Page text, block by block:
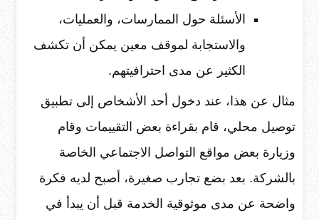
الأسئلة حول الممارسات، والعمليات،
والاستجابة لموقف معين يمكن أن تكشف
الكثير عن مدى احترافيتهم.
مثال عن هذا، عند دخول أحد الأشخاص إلى تطبيق
توصيل محلي، قام بقراءة بعض التقييمات وقام
وزيارة بعض مواقع التواصل الاجتماعي الخاصة
بالشركة. بعد بضع تجارب صغيرة، أصبح لديه فكرة
واضحة عن مدى موثوقية الخدمة قبل أن يبدأ في